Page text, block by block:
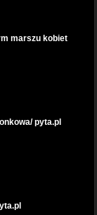
marszu kobiet
pyta.pl